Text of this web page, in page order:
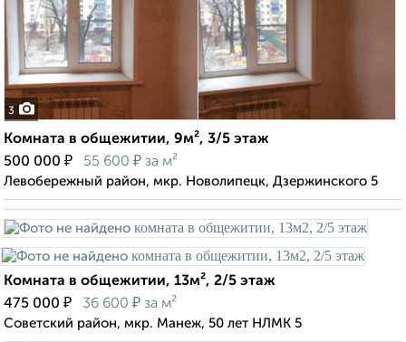
3
Комната в общежитии, 9м², 3/5 этаж
500 000 ₽ 55 600 ₽ за м²
Левобережный район, мкр. Новолипецк, Дзержинского 5
Комната в общежитии, 13м², 2/5 этаж
475 000 ₽ 36 600 ₽ за м²
Советский район, мкр. Манеж, 50 лет НЛМК 5